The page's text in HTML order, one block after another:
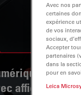
|
affichage en
Avec nos
certaines
expérience
de vos
sociaux,
Accepter
partenaires
dans la
pour en
Leica